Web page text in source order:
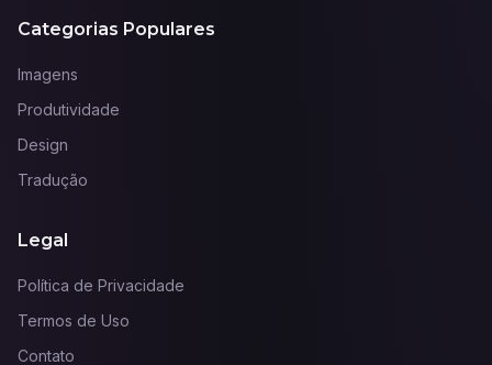
Categorias Populares
Imagens
Produtividade
Design
Tradução
Legal
Política de Privacidade
Termos de Uso
Contato